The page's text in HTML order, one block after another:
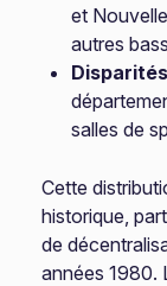
et
autres
salles de
Cette
historique,
de
années 1980.